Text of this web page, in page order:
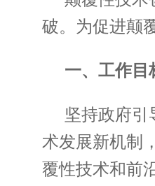
破。为促进颠
一、工作目
坚持政府引
术发展新机制
覆性技术和前